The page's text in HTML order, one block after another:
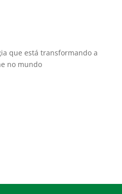
que está transformando a
no mundo